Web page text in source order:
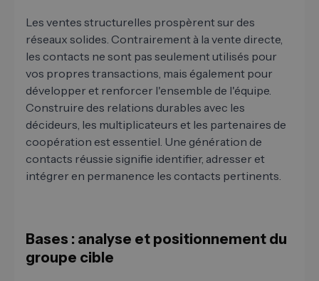
Les ventes structurelles prospèrent sur des
réseaux solides. Contrairement à la vente directe,
les contacts ne sont pas seulement utilisés pour
vos propres transactions, mais également pour
développer et renforcer l'ensemble de l'équipe.
Construire des relations durables avec les
décideurs, les multiplicateurs et les partenaires de
coopération est essentiel. Une génération de
contacts réussie signifie identifier, adresser et
intégrer en permanence les contacts pertinents.
Bases : analyse et positionnement du
groupe cible